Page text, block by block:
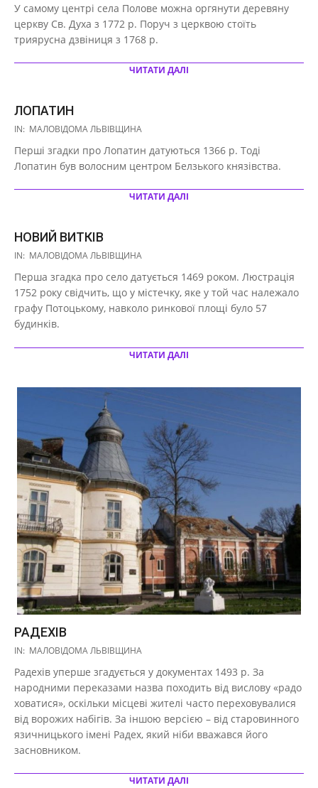
16
У самому центрі села Полове можна оргянути деревяну
церкву Св. Духа з 1772 р. Поруч з церквою стоїть
триярусна дзвіниця з 1768 р.
ЧИТАТИ ДАЛІ
ЛОПАТИН
2020-
16
IN: МАЛОВІДОМА ЛЬВІВЩИНА
Перші згадки про Лопатин датуються 1366 р. Тоді
Лопатин був волосним центром Белзького князівства.
ЧИТАТИ ДАЛІ
НОВИЙ ВИТКІВ
2020-
16
IN: МАЛОВІДОМА ЛЬВІВЩИНА
Перша згадка про село датується 1469 роком. Люстрація
1752 року свідчить, що у містечку, яке у той час належало
графу Потоцькому, навколо ринкової площі було 57
будинків.
ЧИТАТИ ДАЛІ
РАДЕХІВ
2017-
27
IN: МАЛОВІДОМА ЛЬВІВЩИНА
Радехів уперше згадується у документах 1493 р. За
народними переказами назва походить від вислову «радо
ховатися», оскільки місцеві жителі часто переховувалися
від ворожих набігів. За іншою версією – від старовинного
язичницького імені Радех, який ніби вважався його
засновником.
ЧИТАТИ ДАЛІ